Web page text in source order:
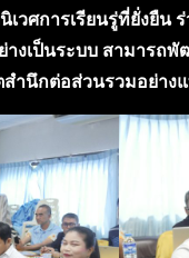
เวศการเรียนรู่ที่ยั่งยื
ย่างเป็นระบบ สามา
ำนึกต่อส่วนรวมอย่าง